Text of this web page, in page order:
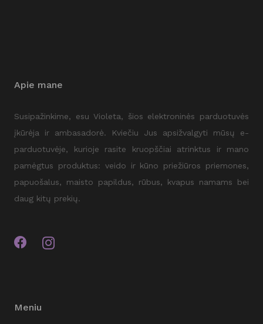
Apie mane
Susipažinkime, esu Violeta, šios elektroninės parduotuvės
įkūrėja ir ambasadorė. Kviečiu Jus apsižvalgyti mūsų e-
parduotuvėje, kurioje rasite kruopščiai atrinktus ir mano
pamėgtus produktus: veido ir kūno priežiūros priemones,
papuošalus, maisto papildus, rūbus, kvapus namams bei
daug kitų prekių.
Meniu